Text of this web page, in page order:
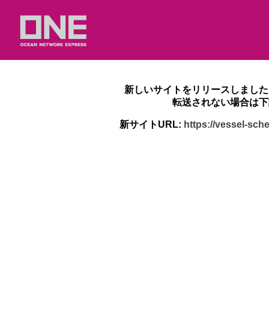
新しいサイトをリリースしまし
転送されない場合は
新サイトURL: https://vessel-